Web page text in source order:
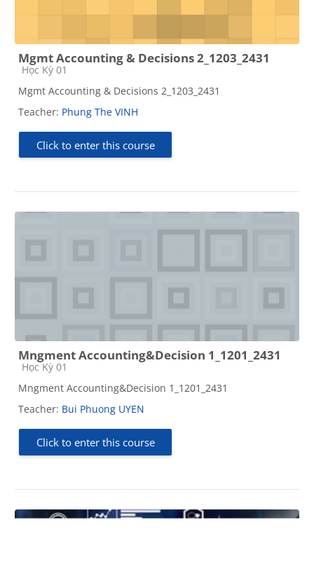
Mgmt Accounting & Decisions 2_1203_2431
Course category
Học Kỳ 01
Mgmt Accounting & Decisions 2_1203_2431
Teacher: Phung The VINH
Click to enter this course
Mngment Accounting&Decision 1_1201_2431
Course category
Học Kỳ 01
Mngment Accounting&Decision 1_1201_2431
Teacher: Bui Phuong UYEN
Click to enter this course